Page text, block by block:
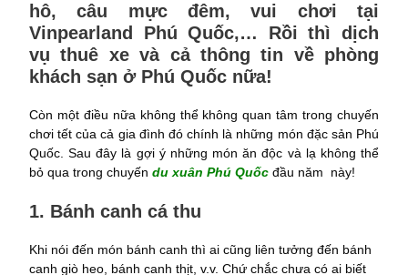
hô, câu mực đêm, vui chơi tại
Vinpearland Phú Quốc,… Rồi thì dịch
vụ thuê xe và cả thông tin về phòng
khách sạn ở Phú Quốc nữa!
Còn một điều nữa không thể không quan tâm trong chuyến
chơi tết của cả gia đình đó chính là những món đặc sản Phú
Quốc. Sau đây là gợi ý những món ăn độc và lạ không thể
bỏ qua trong chuyến du xuân Phú Quốc đầu năm này!
1. Bánh canh cá thu
Khi nói đến món bánh canh thì ai cũng liên tưởng đến bánh
canh giò heo, bánh canh thịt, v.v. Chứ chắc chưa có ai biết